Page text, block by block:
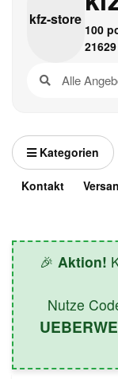
kfz-store
100
21629
Kategorien
Kontakt
🎉 Aktion!
Nutze